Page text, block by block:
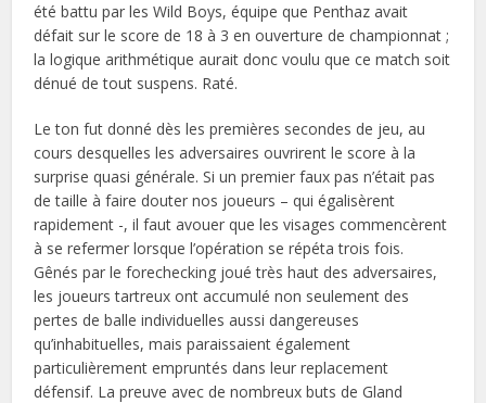
été battu par les Wild Boys, équipe que Penthaz avait
défait sur le score de 18 à 3 en ouverture de championnat ;
la logique arithmétique aurait donc voulu que ce match soit
dénué de tout suspens. Raté.
Le ton fut donné dès les premières secondes de jeu, au
cours desquelles les adversaires ouvrirent le score à la
surprise quasi générale. Si un premier faux pas n’était pas
de taille à faire douter nos joueurs – qui égalisèrent
rapidement -, il faut avouer que les visages commencèrent
à se refermer lorsque l’opération se répéta trois fois.
Gênés par le forechecking joué très haut des adversaires,
les joueurs tartreux ont accumulé non seulement des
pertes de balle individuelles aussi dangereuses
qu’inhabituelles, mais paraissaient également
particulièrement empruntés dans leur replacement
défensif. La preuve avec de nombreux buts de Gland